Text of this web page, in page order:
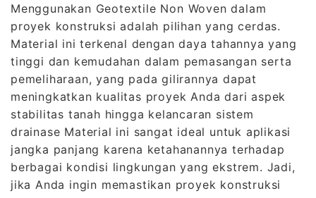
Menggunakan Geotextile Non Woven dalam
proyek konstruksi adalah pilihan yang cerdas.
Material ini terkenal dengan daya tahannya yang
tinggi dan kemudahan dalam pemasangan serta
pemeliharaan, yang pada gilirannya dapat
meningkatkan kualitas proyek Anda dari aspek
stabilitas tanah hingga kelancaran sistem
drainase Material ini sangat ideal untuk aplikasi
jangka panjang karena ketahanannya terhadap
berbagai kondisi lingkungan yang ekstrem. Jadi,
jika Anda ingin memastikan proyek konstruksi